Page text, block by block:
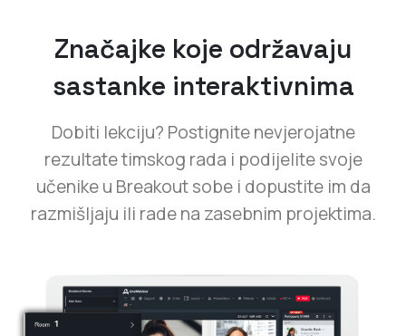
Značajke koje održavaju
sastanke interaktivnima
Dobiti lekciju? Postignite nevjerojatne
rezultate timskog rada i podijelite svoje
učenike u Breakout sobe i dopustite im da
razmišljaju ili rade na zasebnim projektima.